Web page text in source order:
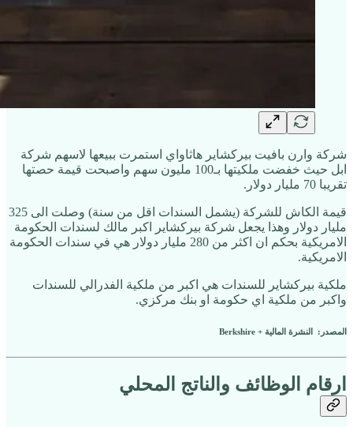
شركة وارن بافيت بيركشاير هاثاواي استمرت ببيعها لاسهم شركة
ابل حيث خفضت ملكيتها بـ100 مليون سهم واصبحت قيمة حصتها
تقريبا 70 مليار دولار.
قيمة الكاش للشركة (يشمل السندات اقل من سنة) وصلت الى 325
مليار دولار وهذا يجعل شركة بيركشاير اكبر مالك لسندات الحكومة
الامريكية بحكم ان اكثر من 280 مليار دولار هي في سندات الحكومة
الامريكية.
ملكية بيركشاير للسندات هي اكبر من ملكية الفدرالي للسندات
واكبر من ملكية اي حكومة او بنك مركزي.
المصدر: النشرة المالية + Berkshire
ارقام الوظائف والناتج المحلي